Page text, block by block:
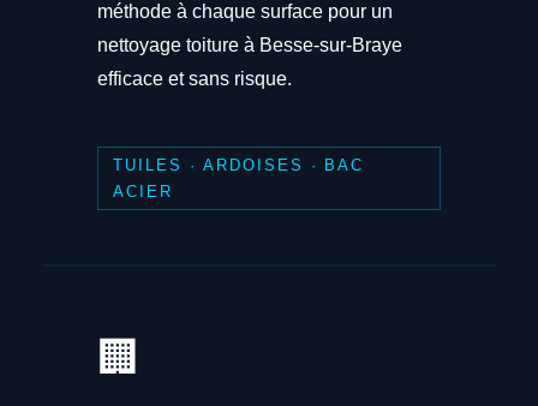
méthode à chaque surface pour un
nettoyage toiture à Besse-sur-Braye
efficace et sans risque.
TUILES · ARDOISES · BAC
ACIER
🏢